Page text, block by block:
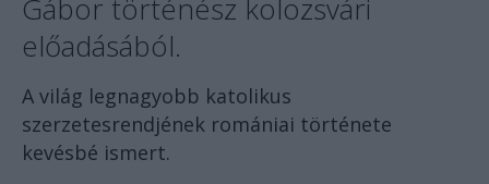
Gábor történész kolozsvári
előadásából.
A világ legnagyobb katolikus
szerzetesrendjének romániai története
kevésbé ismert.